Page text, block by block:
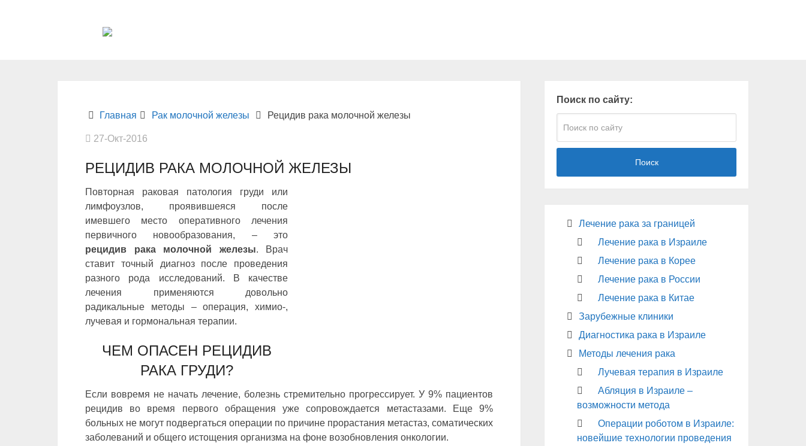
Главная Рак молочной железы Рецидив рака молочной железы
27-Окт-2016
РЕЦИДИВ РАКА МОЛОЧНОЙ ЖЕЛЕЗЫ
Повторная раковая патология груди или
лимфоузлов, проявившеяся после
имевшего место оперативного лечения
первичного новообразования, – это
рецидив рака молочной железы. Врач
ставит точный диагноз после проведения
разного рода исследований. В качестве
лечения применяются довольно
радикальные методы – операция, химио-,
лучевая и гормональная терапии.
ЧЕМ ОПАСЕН РЕЦИДИВ
РАКА ГРУДИ?
Если вовремя не начать лечение, болезнь стремительно прогрессирует. У 9% пациентов
рецидив во время первого обращения уже сопровождается метастазами. Еще 9%
больных не могут подвергаться операции по причине прорастания метастаз, соматических
заболеваний и общего истощения организма на фоне возобновления онкологии.
Поиск по сайту:
Поиск
Лечение рака за границей
Лечение рака в Израиле
Лечение рака в Корее
Лечение рака в России
Лечение рака в Китае
Зарубежные клиники
Диагностика рака в Израиле
Методы лечения рака
Лучевая терапия в Израиле
Абляция в Израиле –
возможности метода
Операции роботом в Израиле:
новейшие технологии проведения